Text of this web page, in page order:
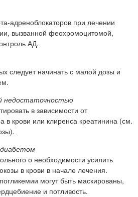
адреноблокаторов при лечении
вызванной феохромоцитомой,
АД.
следует начинать с малой дозы и
недостаточностью
в зависимости от
в крови или клиренса креатинина (см.
о необходимости усилить
в крови в начале лечения.
могут быть маскированы,
и потливость.